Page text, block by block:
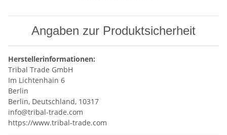
Angaben zur Produktsicherheit
Herstellerinformationen:
Tribal Trade GmbH
Im Lichtenhain 6
Berlin
Berlin, Deutschland, 10317
info@tribal-trade.com
https://www.tribal-trade.com